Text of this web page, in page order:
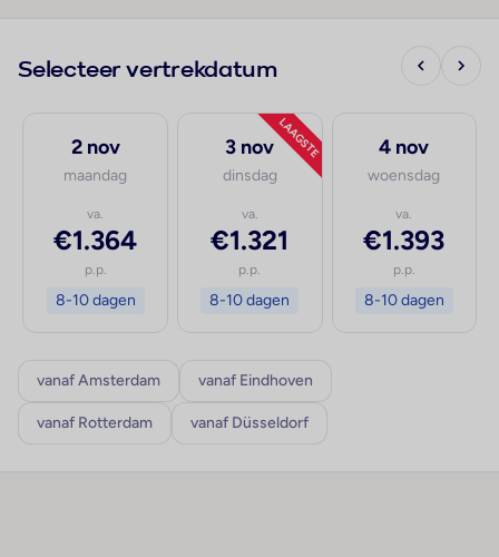
Selecteer vertrekdatum
2 nov
maandag
va.
€1.364
p.p.
8-10 dagen
LAAGSTE
3 nov
dinsdag
va.
€1.321
p.p.
8-10 dagen
4 nov
woensdag
va.
€1.393
p.p.
8-10 dagen
vanaf Amsterdam vanaf Eindhoven
vanaf Rotterdam vanaf Düsseldorf